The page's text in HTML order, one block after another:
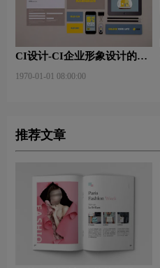
CI设计-CI企业形象设计的基
1970-01-01 08:00:00
推荐文章